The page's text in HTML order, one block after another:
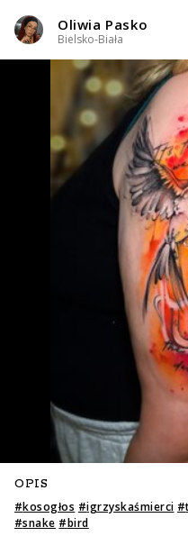
Styl tatuażu
:
Newschool /
WZORY
Oliwia Pasko
Bielsko-Biała
OPIS
#kosogłos #igrzyskaśmierci #
#snake #bird